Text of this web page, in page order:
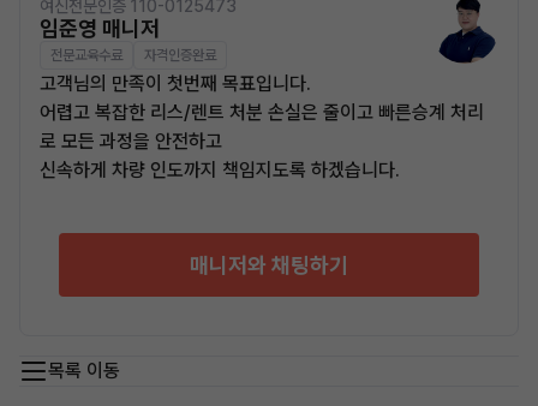
여신전문인증 110-0125473
임준영 매니저
전문교육수료 자격인증완료
고객님의 만족이 첫번째 목표입니다.
어렵고 복잡한 리스/렌트 처분 손실은 줄이고 빠른승계 처리
로 모든 과정을 안전하고
신속하게 차량 인도까지 책임지도록 하겠습니다.
매니저와 채팅하기
목록 이동